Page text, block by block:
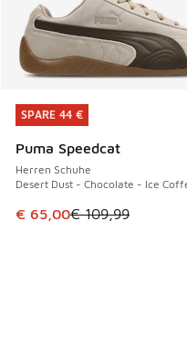
SPARE 44 €
Puma Speedcat
Herren Schuhe
Desert Dust - Chocolate - Ice
Dieser Artikel ist im
€ 65,00€ 109,99
SPARE 44 €